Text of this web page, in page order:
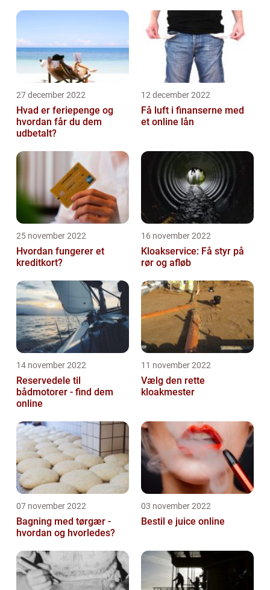
27 december 2022
Hvad er feriepenge og
hvordan får du dem
udbetalt?
12 december 2022
Få luft i finanserne med
et online lån
25 november 2022
Hvordan fungerer et
kreditkort?
16 november 2022
Kloakservice: Få styr på
rør og afløb
14 november 2022
Reservedele til
bådmotorer - find dem
online
11 november 2022
Vælg den rette
kloakmester
07 november 2022
Bagning med tørgær -
hvordan og hvorledes?
03 november 2022
Bestil e juice online